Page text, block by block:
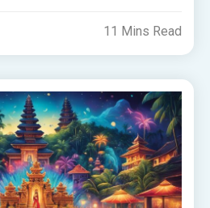
11 Mins Read